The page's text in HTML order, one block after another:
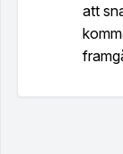
att